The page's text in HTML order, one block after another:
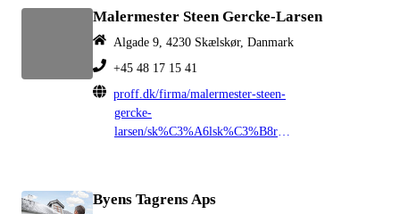
Malermester Steen Gercke-Larsen
Algade 9, 4230 Skælskør, Danmark
+45 48 17 15 41
proff.dk/firma/malermester-steen-
gercke-
larsen/sk%C3%A6lsk%C3%B8r/malere/GKNVGRI0FE1
Byens Tagrens Aps